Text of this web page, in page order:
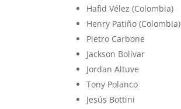
Hafid Vélez (Colombia)
Henry Patiño (Colombia)
Pietro Carbone
Jackson Bolívar
Jordan Altuve
Tony Polanco
Jesús Bottini